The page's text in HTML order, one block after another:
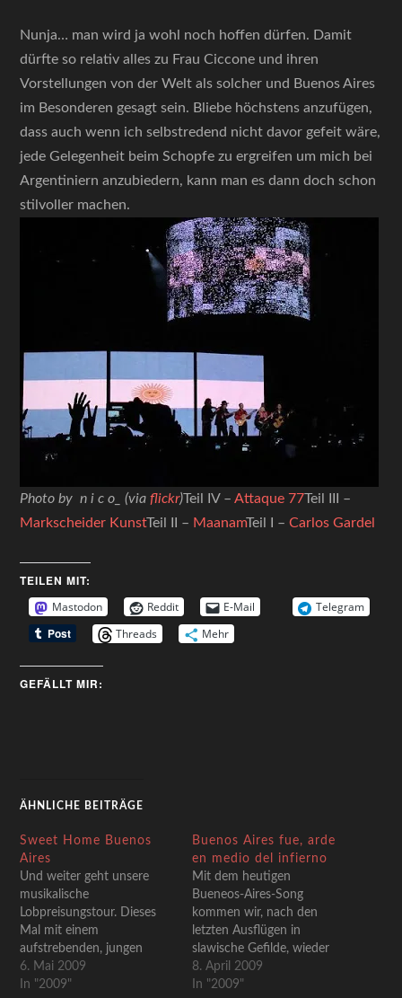
Nunja… man wird ja wohl noch hoffen dürfen. Damit
dürfte so relativ alles zu Frau Ciccone und ihren
Vorstellungen von der Welt als solcher und Buenos Aires
im Besonderen gesagt sein. Bliebe höchstens anzufügen,
dass auch wenn ich selbstredend nicht davor gefeit wäre,
jede Gelegenheit beim Schopfe zu ergreifen um mich bei
Argentiniern anzubiedern, kann man es dann doch schon
stilvoller machen.
Photo by n i c o_ (viaflickr)Teil IV –Attaque 77Teil III –
Markscheider KunstTeil II – MaanamTeil I –Carlos Gardel
TEILEN MIT:
Mastodon Reddit E-Mail
Telegram
Threads
Mehr
GEFÄLLT MIR:
ÄHNLICHE BEITRÄGE
Sweet Home Buenos
Aires
Und weiter geht unsere
musikalische
Lobpreisungstour. Dieses
Mal mit einem
aufstrebenden, jungen
Barden aus dem Land
wunschloser Glückseligkeit.
6. Mai 2009
In "2009"
Buenos Aires fue, arde
en medio del infierno
Mit dem heutigen
Bueneos-Aires-Song
kommen wir, nach den
letzten Ausflügen in
slawische Gefilde, wieder
zurück ins Heimatland.
Dafür handelt es sich auch
8. April 2009
In "2009"